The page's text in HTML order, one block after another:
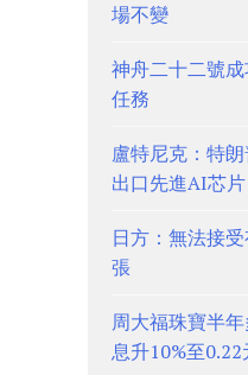
場不變
神舟二十二號
任務
盧特尼克：特
出口先進AI芯片
日方：無法接
張
周大福珠寶半
息升10%至